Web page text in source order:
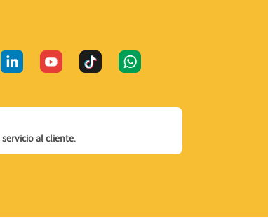
servicio al cliente.